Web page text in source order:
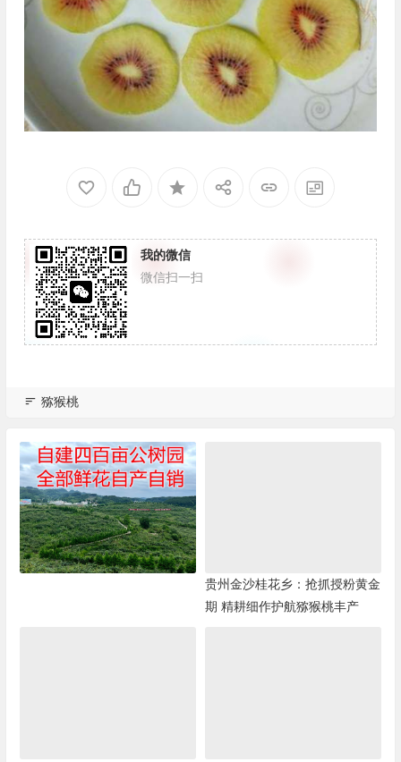
我的微信
微信扫一扫
猕猴桃
贵州金沙桂花乡：抢抓授粉黄金
期 精耕细作护航猕猴桃丰产